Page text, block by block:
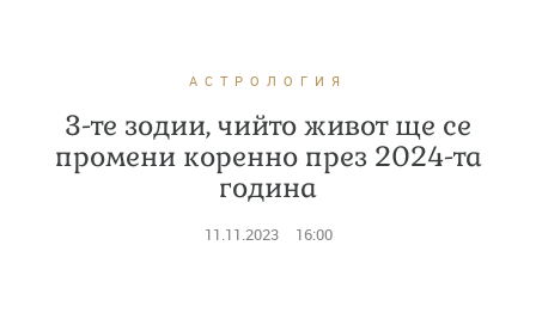
АСТРОЛОГИЯ
3-те зодии, чийто живот ще се
промени коренно през 2024-та
година
11.11.2023 16:00